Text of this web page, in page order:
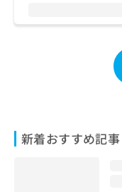
新着おすすめ記事
問
ら